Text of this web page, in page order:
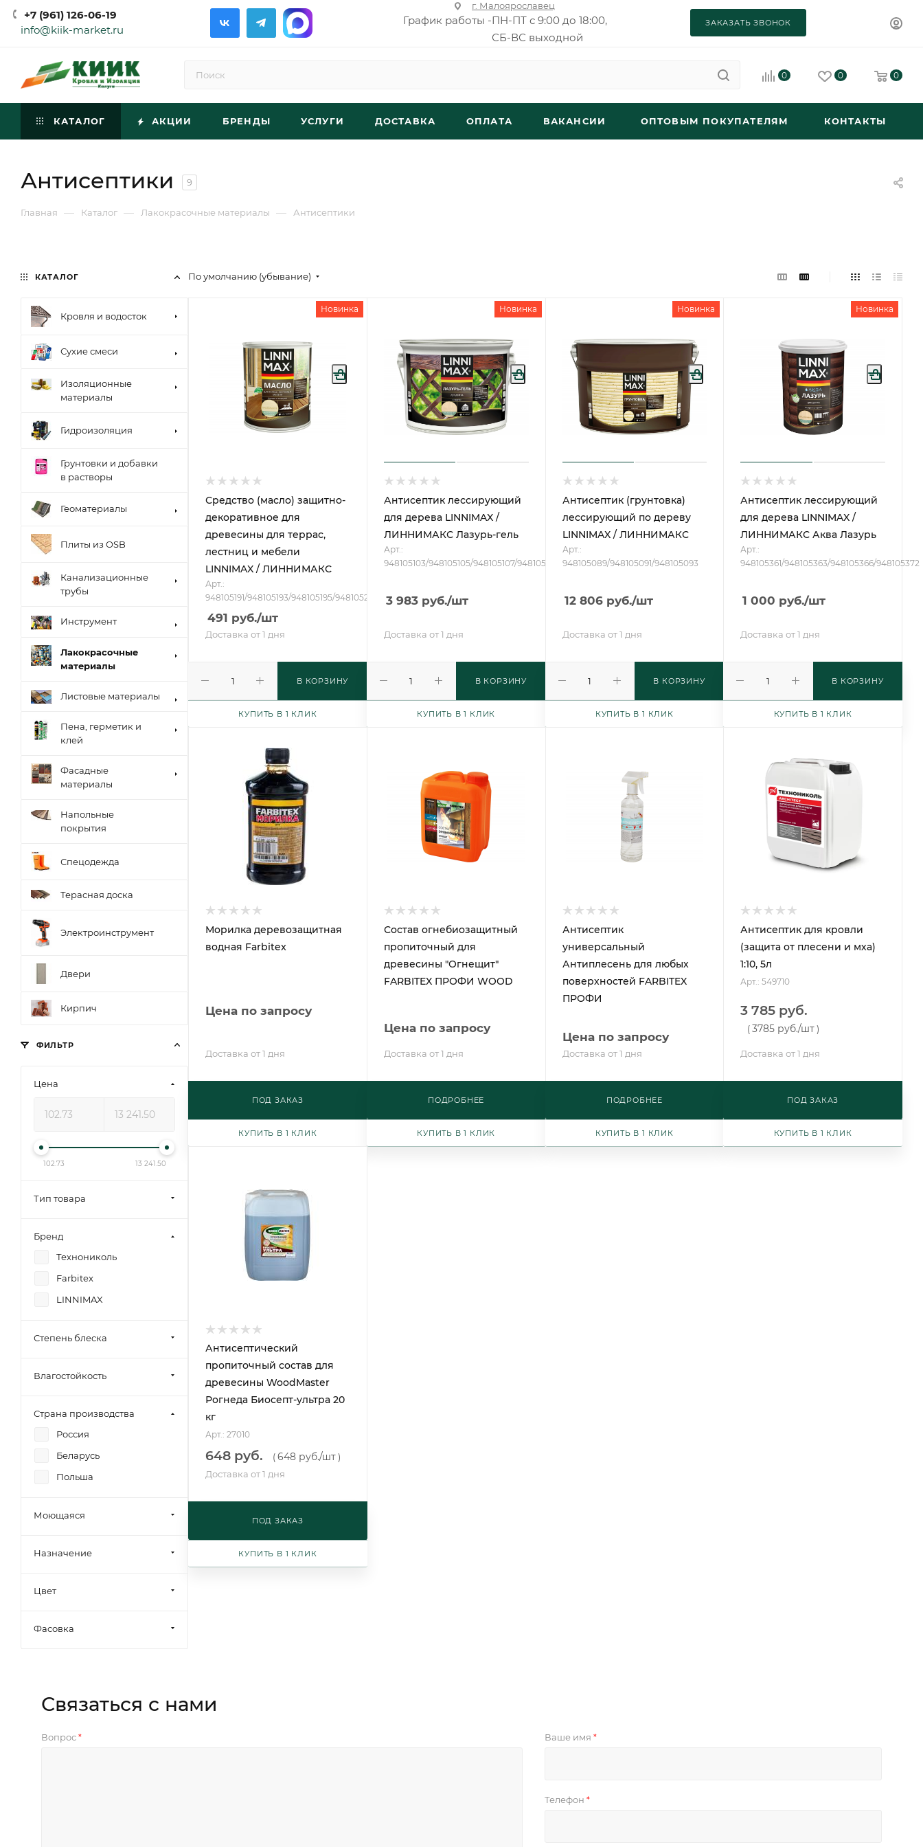
+7 (961) 126-06-19
info@kiik-market.ru
г. Малоярославец
График работы -ПН-ПТ с 9:00 до 18:00,
СБ-ВС выходной
ЗАКАЗАТЬ ЗВОНОК
0 0 0
КАТАЛОГ АКЦИИ БРЕНДЫ УСЛУГИ ДОСТАВКА ОПЛАТА ВАКАНСИИ ОПТОВЫМ ПОКУПАТЕЛЯМ КОНТАКТЫ
Антисептики 9
Главная — Каталог — Лакокрасочные материалы — Антисептики
По умолчанию (убывание)
Новинка
Средство (масло) защитно-
декоративное для
древесины для террас,
лестниц и мебели
LINNIMAX / ЛИННИМАКС
Арт.:
948105191/948105193/948105195/948105204
491 руб./шт
Доставка от 1 дня
В КОРЗИНУ
КУПИТЬ В 1 КЛИК
Новинка
Антисептик лессирующий
для дерева LINNIMAX /
ЛИННИМАКС Лазурь-гель
Арт.:
948105103/948105105/948105107/948105115/948105114
3 983руб./шт
Доставка от 1 дня
В КОРЗИНУ
КУПИТЬ В 1 КЛИК
Новинка
Антисептик (грунтовка)
лессирующий по дереву
LINNIMAX / ЛИННИМАКС
Арт.:
948105089/948105091/948105093
12 806руб./шт
Доставка от 1 дня
В КОРЗИНУ
КУПИТЬ В 1 КЛИК
Новинка
Антисептик лессирующий
для дерева LINNIMAX /
ЛИННИМАКС Аква Лазурь
Арт.:
948105361/948105363/948105366/948105372
1 000 руб./шт
Доставка от 1 дня
В КОРЗИНУ
КУПИТЬ В 1 КЛИК
Морилка деревозащитная
водная Farbitex
Цена по запросу
Доставка от 1 дня
ПОД ЗАКАЗ
КУПИТЬ В 1 КЛИК
Состав огнебиозащитный
пропиточный для
древесины "Огнещит"
FARBITEX ПРОФИ WOOD
Цена по запросу
Доставка от 1 дня
ПОДРОБНЕЕ
КУПИТЬ В 1 КЛИК
Антисептик
универсальный
Антиплесень для любых
поверхностей FARBITEX
ПРОФИ
Цена по запросу
Доставка от 1 дня
ПОДРОБНЕЕ
КУПИТЬ В 1 КЛИК
Антисептик для кровли
(защита от плесени и мха)
1:10, 5л
Арт.: 549710
3 785 руб.
(3785 руб./шт )
Доставка от 1 дня
ПОД ЗАКАЗ
КУПИТЬ В 1 КЛИК
Антисептический
пропиточный состав для
древесины WoodMaster
Рогнеда Биосепт-ультра 20
кг
Арт.: 27010
648 руб. (648 руб./шт)
Доставка от 1 дня
ПОД ЗАКАЗ
КУПИТЬ В 1 КЛИК
КАТАЛОГ
Кровля и водосток
Сухие смеси
Изоляционные
материалы
Гидроизоляция
Грунтовки и добавки
в растворы
Геоматериалы
Плиты из OSB
Канализационные
трубы
Инструмент
Лакокрасочные
материалы
Листовые материалы
Пена, герметик и
клей
Фасадные
материалы
Напольные
покрытия
Спецодежда
Терасная доска
Электроинструмент
Двери
Кирпич
ФИЛЬТР
Цена
102.73 13 241.50
Тип товара
Бренд
Технониколь
Farbitex
LINNIMAX
Степень блеска
Влагостойкость
Страна производства
Россия
Беларусь
Польша
Моющаяся
Назначение
Цвет
Фасовка
Связаться с нами
Вопрос * Ваше имя *
Телефон *